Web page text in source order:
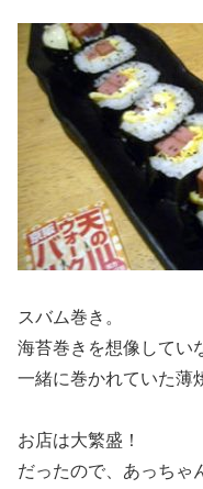
スバム巻き。
海苔巻きを想像してい
一緒に巻かれていた薄
お店は大繁盛！
だったので、あっちゃ